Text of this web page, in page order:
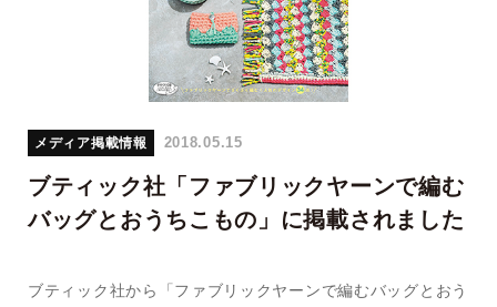
メディア掲載情報 2018.05.15
ブティック社「ファブリックヤーンで編む
バッグとおうちこもの」に掲載されました
ブティック社から「ファブリックヤーンで編むバッグとおう